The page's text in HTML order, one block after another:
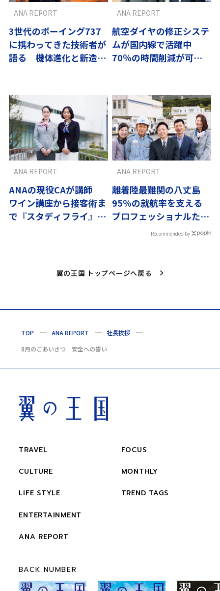
3世代のボーイング737
に携わってきた技術者が
語る 機体進化と新造機
ANA REPORT
航空ダイヤの修正システ
ムが国内線で活躍中
70％の時間削減が可能
ANA REPORT
ANAの現役CAが講師
ワイン講座から接客術ま
で『スタディフライ』で
ANA REPORT
離着陸最難関の八丈島
95％の就航率を支える
プロフェッショナルたち
～翼の流儀
ANA REPORT
Recommended by
翼の王国 トップページへ戻る
TOP ANA REPORT
社長挨拶
8月のごあいさつ 安全への誓い
TRAVEL
CULTURE
LIFE STYLE
ENTERTAINMENT
ANA REPORT
FOCUS
MONTHLY
TREND TAGS
BACK NUMBER